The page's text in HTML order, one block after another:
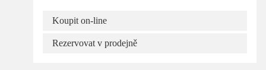
Koupit on-line
Rezervovat v prodejně